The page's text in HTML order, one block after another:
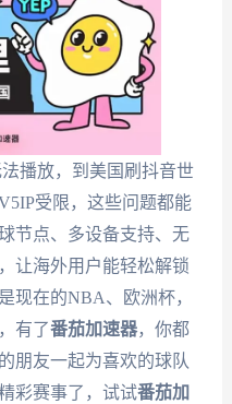
播放，到美国刷抖音世
受限，这些问题都能
节点、多设备支持、无
让海外用户能轻松解锁
现在的NBA、欧洲杯，
有了番茄加速器，你都
朋友一起为喜欢的球队
彩赛事了，试试番茄加